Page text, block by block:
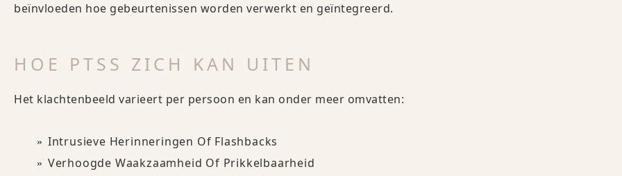
beïnvloeden hoe gebeurtenissen worden verwerkt en geïntegreerd.
HOE PTSS ZICH KAN UITEN
Het klachtenbeeld varieert per persoon en kan onder meer omvatten:
Intrusieve Herinneringen Of Flashbacks
Verhoogde Waakzaamheid Of Prikkelbaarheid